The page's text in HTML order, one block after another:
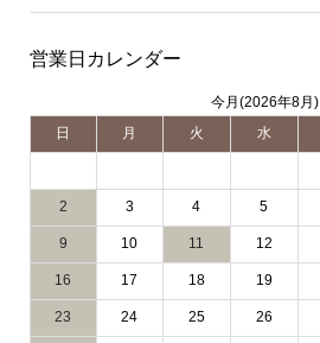
営業日カレンダー
今月(2026年8月)
日
月 火 水
2 3 4 5
9 10 11 12
16 17 18 19
23 24 25 26